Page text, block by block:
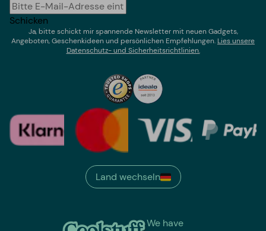
Schicken
Ja, bitte schickt mir spannende Newsletter mit neuen Gadgets,
Angeboten, Geschenkideen und persönlichen Empfehlungen. Lies unsere
Datenschutz- und Sicherheitsrichtlinien.
We have
Land wechseln